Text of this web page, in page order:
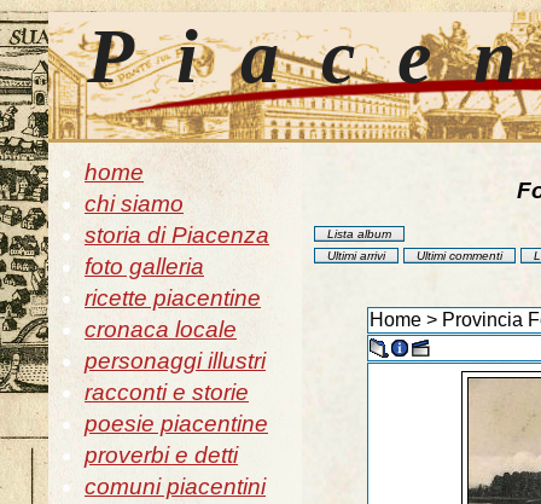
home
chi siamo
storia di Piacenza
foto galleria
ricette piacentine
cronaca locale
personaggi illustri
racconti e storie
poesie piacentine
proverbi e detti
comuni piacentini
Lista album
Ultimi arrivi
Ultimi commenti
Home> Provincia